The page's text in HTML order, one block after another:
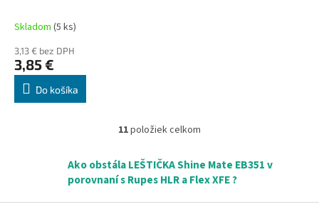
Skladom (5 ks)
3,13 € bez DPH
3,85 €
Do košíka
O
l
á
a
11položiek celkom
Ako obstála LEŠTIČKA Shine Mate EB351 v
porovnaní s Rupes HLR a Flex XFE ?